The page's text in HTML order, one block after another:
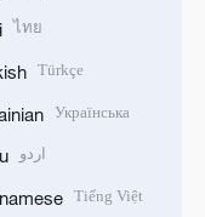
ไทย
Türkçe
Українська
اردو
Tiếng Việt